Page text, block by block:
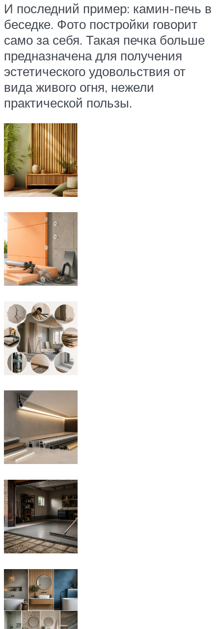
И последний пример: камин-печь в
беседке. Фото постройки говорит
само за себя. Такая печка больше
предназначена для получения
эстетического удовольствия от
вида живого огня, нежели
практической пользы.